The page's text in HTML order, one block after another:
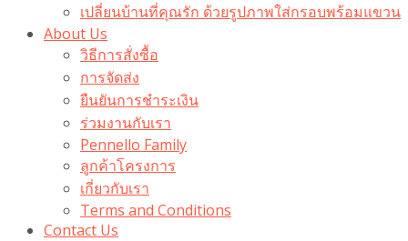
เปลี่ยนบ้านที่คุณรัก ด้วยรูปภาพใส่กรอบพร้อมแขวน​
About Us
วิธีการสั่งซื้อ
การจัดส่ง
ยืนยันการชำระเงิน
ร่วมงานกับเรา
Pennello Family
ลูกค้าโครงการ
เกี่ยวกับเรา
Terms and Conditions
Contact Us